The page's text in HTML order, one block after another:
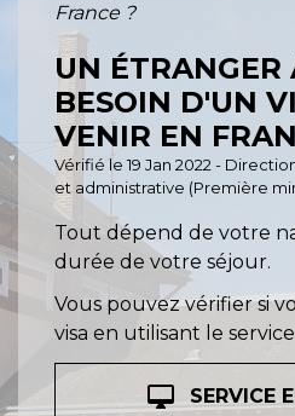
France ?
UN ÉTRANGER
BESOIN D'UN
VENIR EN
Vérifié le 19 Jan 2022 -
et administrative (Première
Tout dépend de votre
durée de votre séjour.
Vous pouvez vérifier si
visa en utilisant le service
desktop_mac
SERVICE